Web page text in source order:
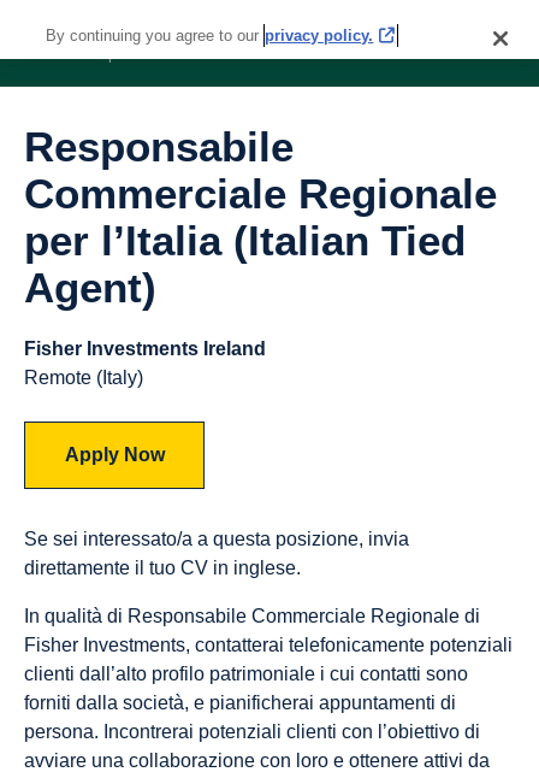
Responsabile
Commerciale Regionale
per l’Italia (Italian Tied
Agent)
Fisher Investments Ireland
Remote (Italy)
Apply Now
Se sei interessato/a a questa posizione, invia
direttamente il tuo CV in inglese.
In qualità di Responsabile Commerciale Regionale di
Fisher Investments, contatterai telefonicamente potenziali
clienti dall’alto profilo patrimoniale i cui contatti sono
forniti dalla società, e pianificherai appuntamenti di
persona. Incontrerai potenziali clienti con l’obiettivo di
avviare una collaborazione con loro e ottenere attivi da
By continuing you agree to our privacy policy.